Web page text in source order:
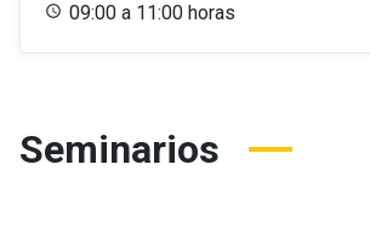
09:00 a 11:00 horas
Seminarios